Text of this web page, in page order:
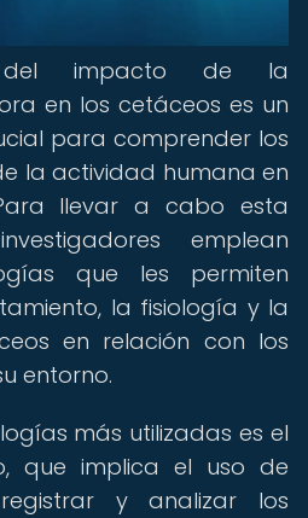
del impacto de la
en los cetáceos es un
para comprender los
la actividad humana en
llevar a cabo esta
emplean
que les permiten
la fisiología y la
en relación con los
entorno.
más utilizadas es el
que implica el uso de
y analizar los